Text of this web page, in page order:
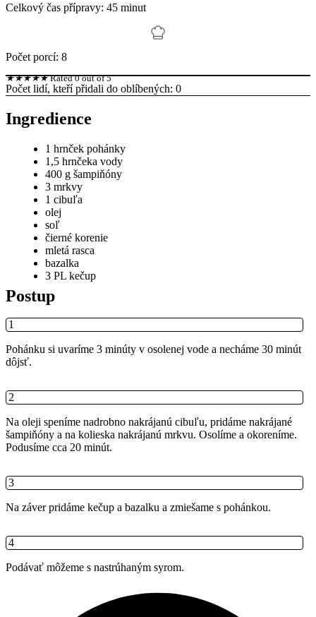
Celkový čas přípravy: 45 minut
Počet porcí: 8
★★★★★ Rated 0 out of 5
Počet lidí, kteří přidali do oblíbených: 0
Ingredience
1 hrnček pohánky
1,5 hrnčeka vody
400 g šampiňóny
3 mrkvy
1 cibuľa
olej
soľ
čierné korenie
mletá rasca
bazalka
3 PL kečup
Postup
1
Pohánku si uvaríme 3 minúty v osolenej vode a necháme 30 minút
dôjsť.
2
Na oleji speníme nadrobno nakrájanú cibuľu, pridáme nakrájané
šampiňóny a na kolieska nakrájanú mrkvu. Osolíme a okoreníme.
Podusíme cca 20 minút.
3
Na záver pridáme kečup a bazalku a zmiešame s pohánkou.
4
Podávať môžeme s nastrúhaným syrom.